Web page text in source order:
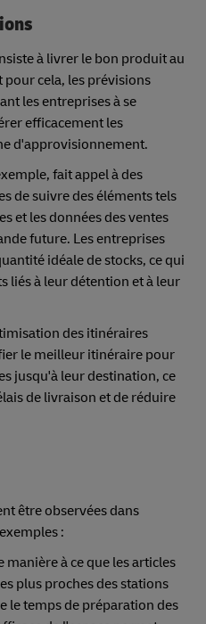
à livrer le bon produit au
cela, les prévisions
les entreprises à se
efficacement les
d'approvisionnement.
fait appel à des
de suivre des éléments tels
et les données des ventes
future. Les entreprises
idéale de stocks, ce qui
liés à leur détention et à leur
des itinéraires
le meilleur itinéraire pour
jusqu'à leur destination, ce
de livraison et de réduire
être observées dans
:
à ce que les articles
plus proches des stations
le temps de préparation des